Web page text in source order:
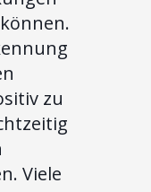
zu
Viele